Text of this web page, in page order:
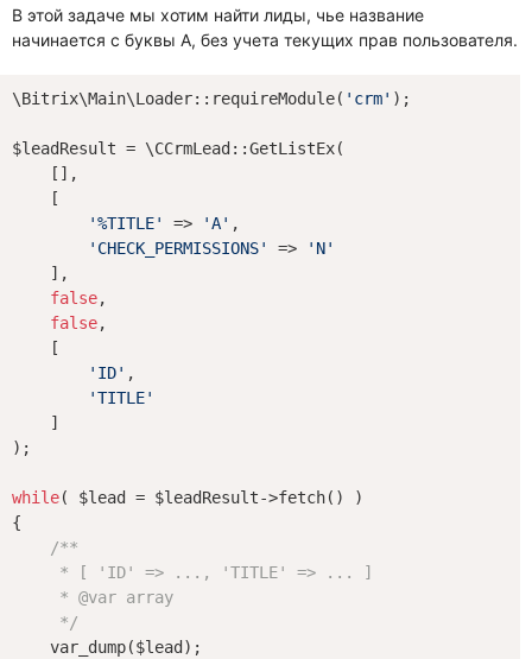
В этой задаче мы хотим найти лиды, чье название
начинается с буквы А, без учета текущих прав пользователя.
\Bitrix\Main\Loader::requireModule( 'crm' );
$leadResult = \CCrmLead::GetListEx(
    [],
    [
'%TITLE'
=> 'А' ,
'CHECK_PERMISSIONS'
=>
'N'
    ],
false,
false,
    [
'ID' ,
'TITLE'
    ]
);
while( $lead = $leadResult->fetch() )
{
/**
     * [ 'ID' => ..., 'TITLE' => ... ]
     *
@var array
     */
    var_dump($lead);